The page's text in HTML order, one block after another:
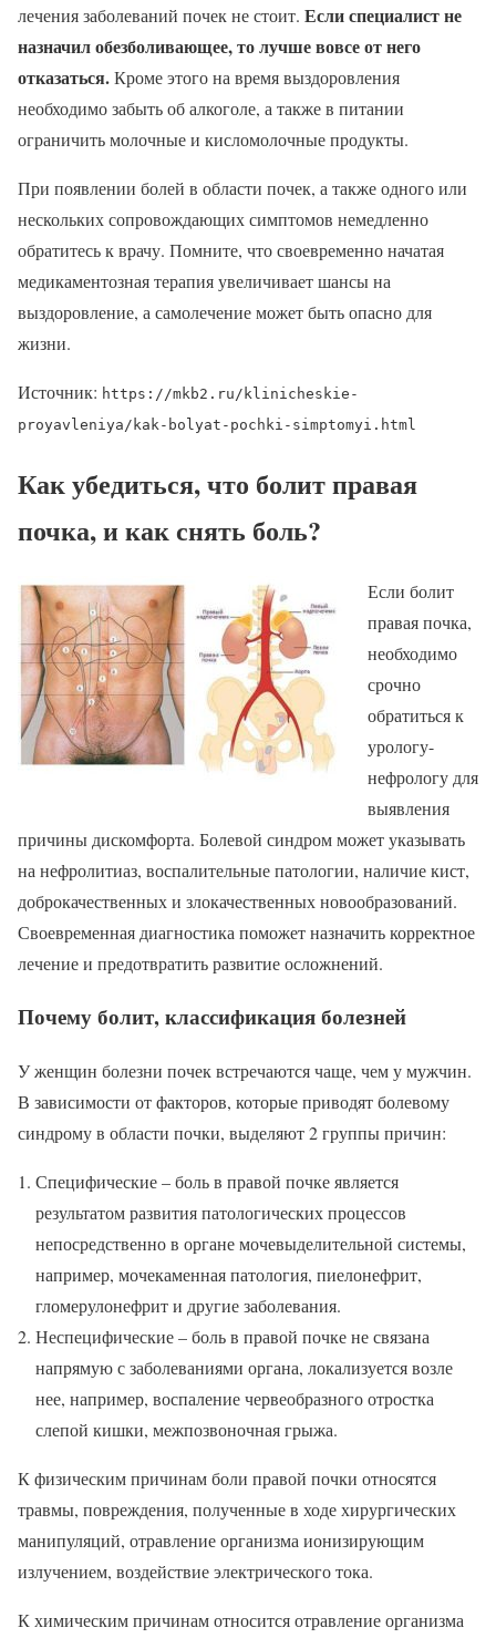
лечения заболеваний почек не стоит. Если специалист не
назначил обезболивающее, то лучше вовсе от него
отказаться.Кроме этого на время выздоровления
необходимо забыть об алкоголе, а также в питании
ограничить молочные и кисломолочные продукты.
При появлении болей в области почек, а также одного или
нескольких сопровождающих симптомов немедленно
обратитесь к врачу. Помните, что своевременно начатая
медикаментозная терапия увеличивает шансы на
выздоровление, а самолечение может быть опасно для
жизни.
Источник: https://mkb2.ru/klinicheskie-
proyavleniya/kak-bolyat-pochki-simptomyi.html
Как убедиться, что болит правая
почка, и как снять боль?
Если болит
правая почка,
необходимо
срочно
обратиться к
урологу-
нефрологу для
выявления
причины дискомфорта. Болевой синдром может указывать
на нефролитиаз, воспалительные патологии, наличие кист,
доброкачественных и злокачественных новообразований.
Своевременная диагностика поможет назначить корректное
лечение и предотвратить развитие осложнений.
Почему болит, классификация болезней
У женщин болезни почек встречаются чаще, чем у мужчин.
В зависимости от факторов, которые приводят болевому
синдрому в области почки, выделяют 2 группы причин:
Специфические – боль в правой почке является
результатом развития патологических процессов
непосредственно в органе мочевыделительной системы,
например, мочекаменная патология, пиелонефрит,
гломерулонефрит и другие заболевания.
Неспецифические – боль в правой почке не связана
напрямую с заболеваниями органа, локализуется возле
нее, например, воспаление червеобразного отростка
слепой кишки, межпозвоночная грыжа.
К физическим причинам боли правой почки относятся
травмы, повреждения, полученные в ходе хирургических
манипуляций, отравление организма ионизирующим
излучением, воздействие электрического тока.
К химическим причинам относится отравление организма